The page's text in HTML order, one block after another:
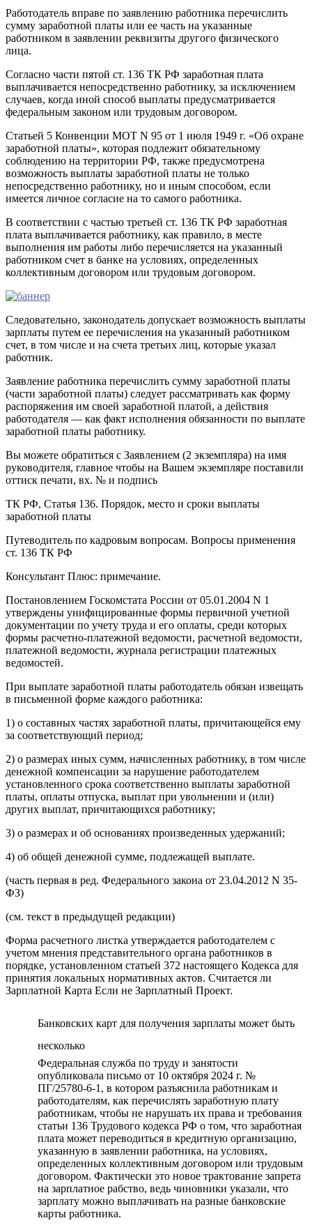
Работодатель вправе по заявлению работника перечислить
сумму заработной платы или ее часть на указанные
работником в заявлении реквизиты другого физического
лица.
Согласно части пятой ст. 136 ТК РФ заработная плата
выплачивается непосредственно работнику, за исключением
случаев, когда иной способ выплаты предусматривается
федеральным законом или трудовым договором.
Статьей 5 Конвенции МОТ N 95 от 1 июля 1949 г. «Об охране
заработной платы», которая подлежит обязательному
соблюдению на территории РФ, также предусмотрена
возможность выплаты заработной платы не только
непосредственно работнику, но и иным способом, если
имеется личное согласие на то самого работника.
В соответствии с частью третьей ст. 136 ТК РФ заработная
плата выплачивается работнику, как правило, в месте
выполнения им работы либо перечисляется на указанный
работником счет в банке на условиях, определенных
коллективным договором или трудовым договором.
Следовательно, законодатель допускает возможность выплаты
зарплаты путем ее перечисления на указанный работником
счет, в том числе и на счета третьих лиц, которые указал
работник.
Заявление работника перечислить сумму заработной платы
(части заработной платы) следует рассматривать как форму
распоряжения им своей заработной платой, а действия
работодателя — как факт исполнения обязанности по выплате
заработной платы работнику.
Вы можете обратиться с Заявлением (2 экземпляра) на имя
руководителя, главное чтобы на Вашем экземпляре поставили
оттиск печати, вх. № и подпись
ТК РФ, Статья 136. Порядок, место и сроки выплаты
заработной платы
Путеводитель по кадровым вопросам. Вопросы применения
ст. 136 ТК РФ
Консультант Плюс: примечание.
Постановлением Госкомстата России от 05.01.2004 N 1
утверждены унифицированные формы первичной учетной
документации по учету труда и его оплаты, среди которых
формы расчетно-платежной ведомости, расчетной ведомости,
платежной ведомости, журнала регистрации платежных
ведомостей.
При выплате заработной платы работодатель обязан извещать
в письменной форме каждого работника:
1) о составных частях заработной платы, причитающейся ему
за соответствующий период;
2) о размерах иных сумм, начисленных работнику, в том числе
денежной компенсации за нарушение работодателем
установленного срока соответственно выплаты заработной
платы, оплаты отпуска, выплат при увольнении и (или)
других выплат, причитающихся работнику;
3) о размерах и об основаниях произведенных удержаний;
4) об общей денежной сумме, подлежащей выплате.
(часть первая в ред. Федерального закона от 23.04.2012 N 35-
ФЗ)
(см. текст в предыдущей редакции)
Форма расчетного листка утверждается работодателем с
учетом мнения представительного органа работников в
порядке, установленном статьей 372 настоящего Кодекса для
принятия локальных нормативных актов. Считается ли
Зарплатной Карта Если не Зарплатный Проект.
Банковских карт для получения зарплаты может быть
несколько
Федеральная служба по труду и занятости
опубликовала письмо от 10 октября 2024 г. №
ПГ/25780-6-1, в котором разъяснила работникам и
работодателям, как перечислять заработную плату
работникам, чтобы не нарушать их права и требования
статьи 136 Трудового кодекса РФ о том, что заработная
плата может переводиться в кредитную организацию,
указанную в заявлении работника, на условиях,
определенных коллективным договором или трудовым
договором. Фактически это новое трактование запрета
на зарплатное рабство, ведь чиновники указали, что
зарплату можно выплачивать на разные банковские
карты работника.